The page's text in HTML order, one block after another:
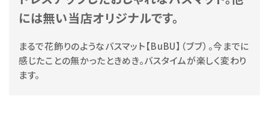
には無い当店オリジナルです。
まるで花飾りのようなバスマット【BuBU】（ブブ）。今までに
感じたことの無かったときめき。バスタイムが楽しく変わり
ます。